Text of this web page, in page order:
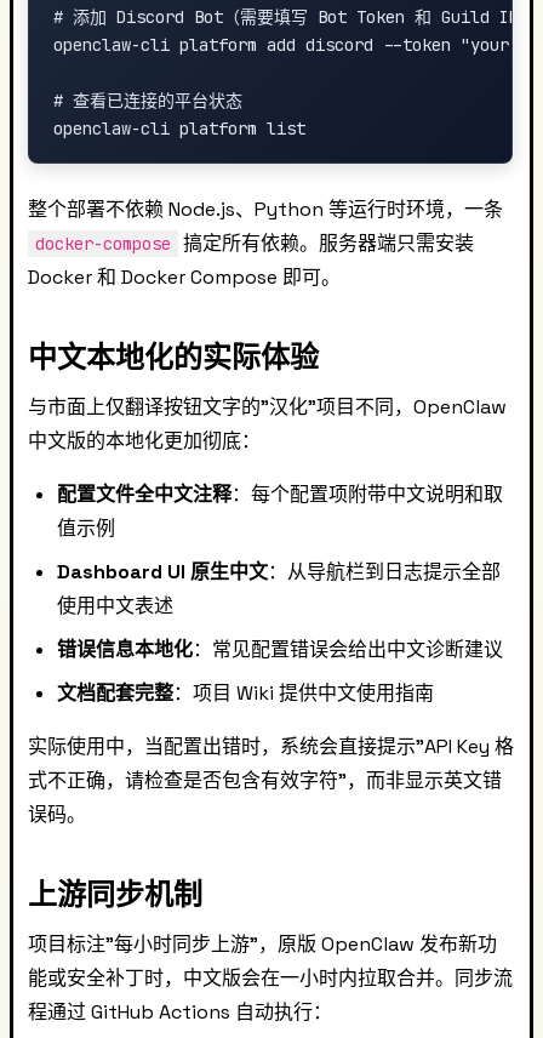
# 添加 Discord Bot（需要填写 Bot Token 和 Guild ID）
openclaw-cli platform add discord --token "your-
# 查看已连接的平台状态
整个部署不依赖 Node.js、Python 等运行时环境，一条
docker-compose
搞定所有依赖。服务器端只需安装
Docker 和 Docker Compose 即可。
中文本地化的实际体验
与市面上仅翻译按钮文字的"汉化"项目不同，OpenClaw
中文版的本地化更加彻底：
配置文件全中文注释：每个配置项附带中文说明和取
值示例
Dashboard UI 原生中文：从导航栏到日志提示全部
使用中文表述
错误信息本地化：常见配置错误会给出中文诊断建议
文档配套完整：项目 Wiki 提供中文使用指南
实际使用中，当配置出错时，系统会直接提示"API Key 格
式不正确，请检查是否包含有效字符"，而非显示英文错
误码。
上游同步机制
项目标注"每小时同步上游"，原版 OpenClaw 发布新功
能或安全补丁时，中文版会在一小时内拉取合并。同步流
程通过 GitHub Actions 自动执行：